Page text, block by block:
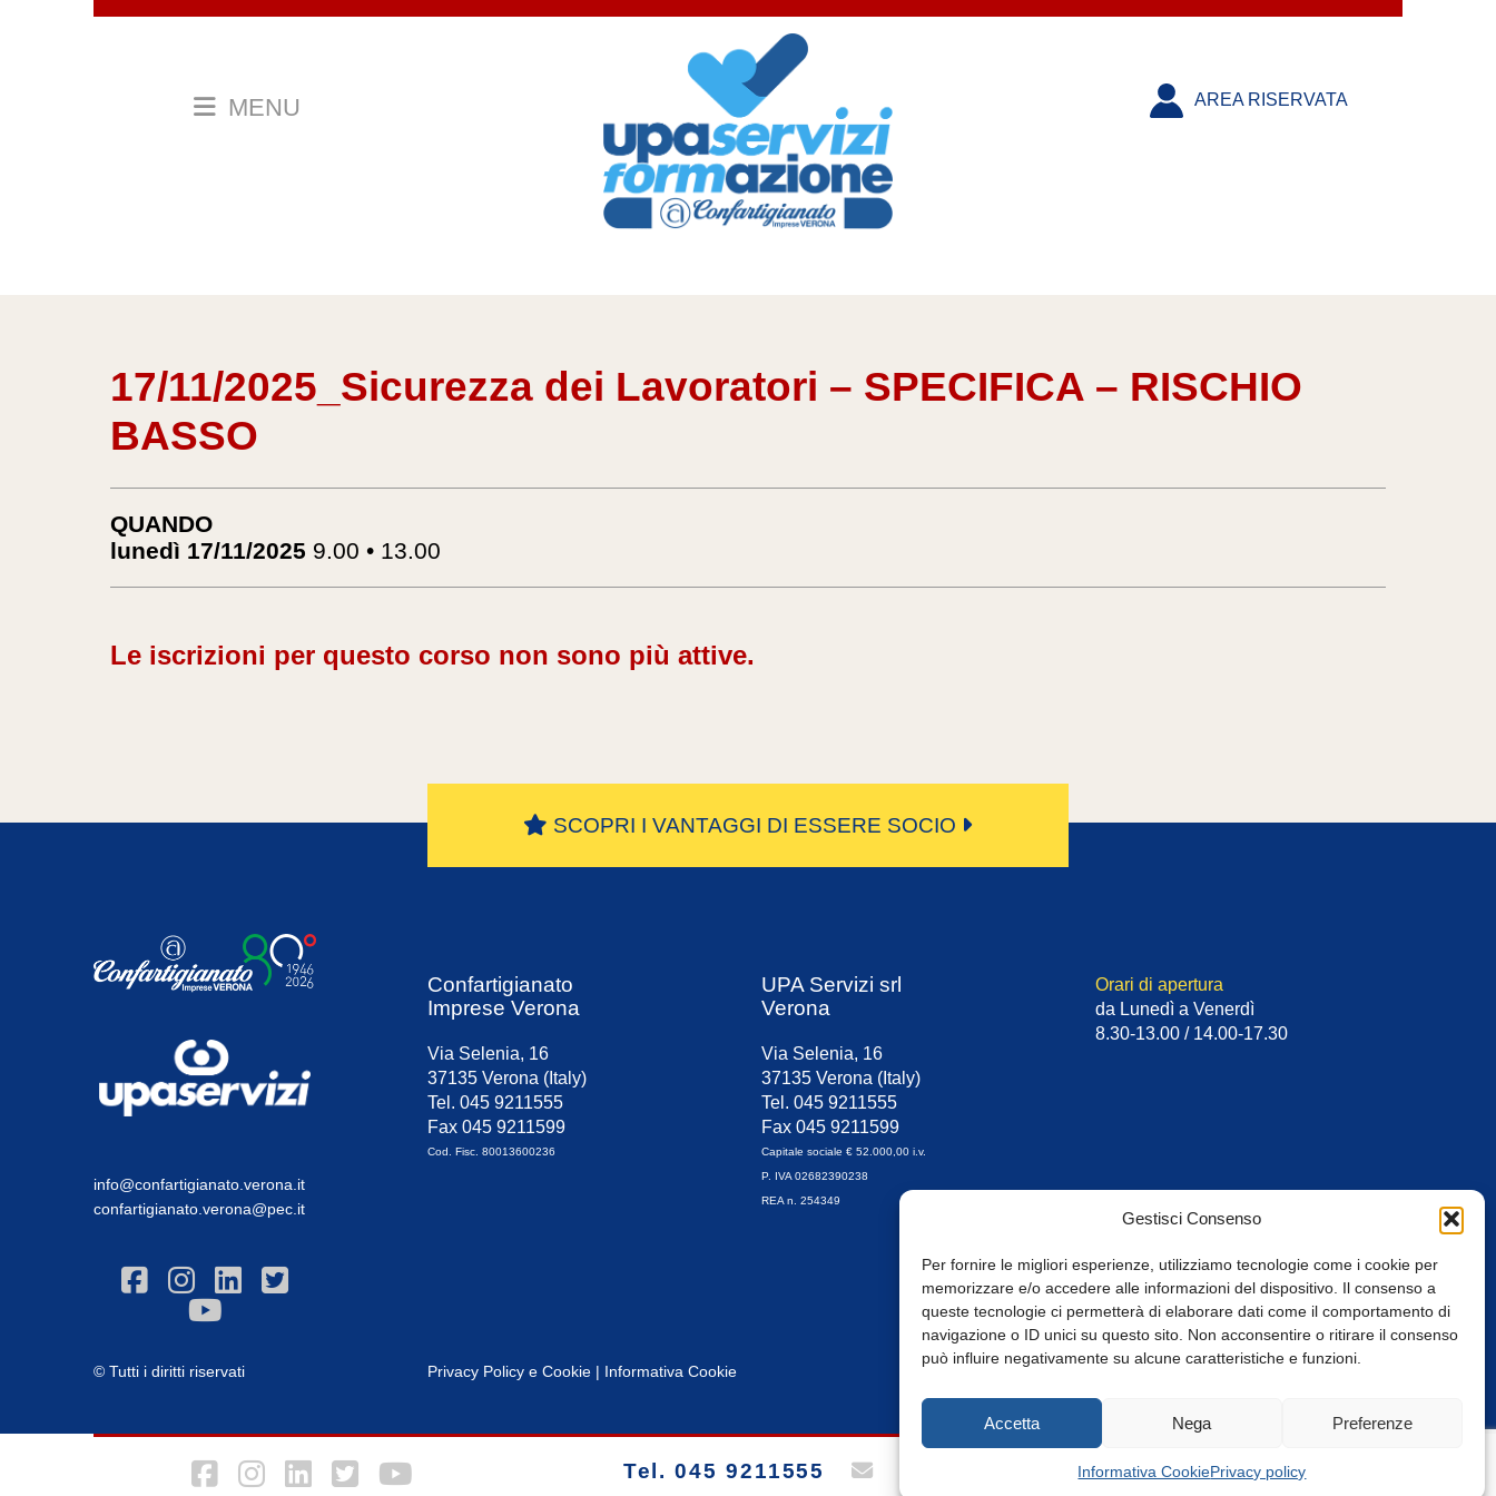
Gestisci Consenso
Per fornire le migliori esperienze, utilizziamo tecnologie come i cookie per
memorizzare e/o accedere alle informazioni del dispositivo. Il consenso a
queste tecnologie ci permetterà di elaborare dati come il comportamento di
navigazione o ID unici su questo sito. Non acconsentire o ritirare il consenso
può influire negativamente su alcune caratteristiche e funzioni.
Accetta Nega Preferenze
Informativa CookiePrivacy policy
MENU AREA RISERVATA
17/11/2025_Sicurezza dei Lavoratori – SPECIFICA – RISCHIO
BASSO
QUANDO
lunedì 17/11/2025 9.00 • 13.00
Le iscrizioni per questo corso non sono più attive.
SCOPRI I VANTAGGI DI ESSERE SOCIO
info@confartigianato.verona.it
confartigianato.verona@pec.it
Confartigianato
Imprese Verona
Via Selenia, 16
37135 Verona (Italy)
Tel. 045 9211555
Fax 045 9211599
Cod. Fisc. 80013600236
UPA Servizi srl
Verona
Via Selenia, 16
37135 Verona (Italy)
Tel. 045 9211555
Fax 045 9211599
Capitale sociale € 52.000,00 i.v.
P. IVA 02682390238
REA n. 254349
Orari di apertura
da Lunedì a Venerdì
8.30-13.00 / 14.00-17.30
© Tutti i diritti riservati Privacy Policy e Cookie | Informativa Cookie
Tel. 045 9211555